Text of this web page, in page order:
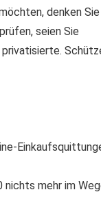
denken Sie
seien Sie
privatisierte.
mehr im